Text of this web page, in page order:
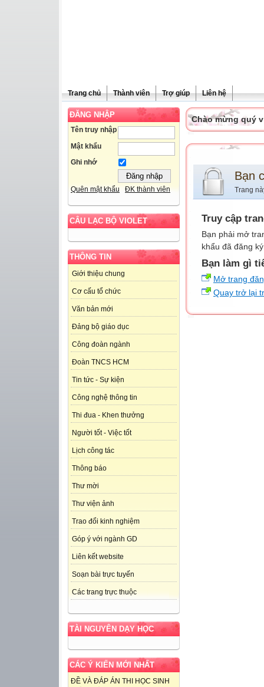
Trang chủ Thành viên Trợ giúp Liên hệ
ĐĂNG NHẬP
Tên truy nhập
Mật khẩu
Ghi nhớ
Quên mật khẩu ĐK thành viên
CÂU LẠC BỘ VIOLET
THÔNG TIN
Giới thiệu chung
Cơ cấu tổ chức
Văn bản mới
Đảng bộ giáo dục
Công đoàn ngành
Đoàn TNCS HCM
Tin tức - Sự kiện
Công nghệ thông tin
Thi đua - Khen thưởng
Người tốt - Việc tốt
Lịch công tác
Thông báo
Thư mời
Thư viện ảnh
Trao đổi kinh nghiệm
Góp ý với ngành GD
Liên kết website
Soạn bài trực tuyến
Các trang trực thuộc
TÀI NGUYÊN DẠY HỌC
CÁC Ý KIẾN MỚI NHẤT
ĐỀ VÀ ĐÁP ÁN THI HỌC SINH
Chào mừng quý
Bạn
Trang
Truy cập
Bạn phải mở
khẩu đã đăng
Bạn làm gì
Mở trang
Quay trở lại